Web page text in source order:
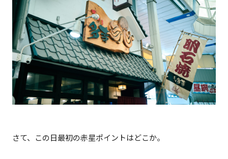
さて、この日最初の赤星ポイントはどこか。